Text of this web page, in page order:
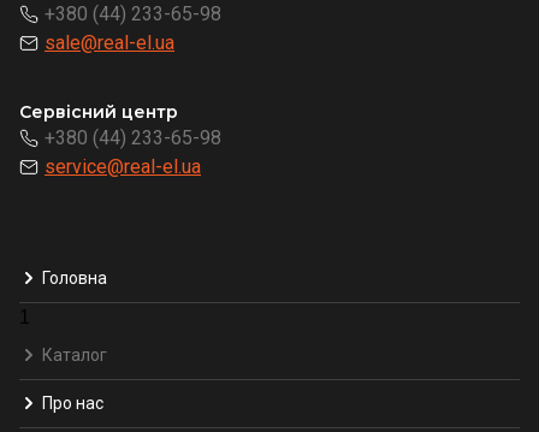
+380 (44) 233-65-98
sale@real-el.ua
Сервісний центр
+380 (44) 233-65-98
service@real-el.ua
Головна
1
Каталог
Про нас